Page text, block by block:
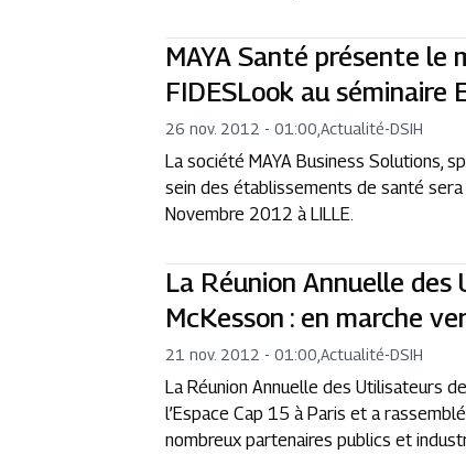
MAYA Santé présente le
FIDESLook au séminaire
26 nov. 2012 - 01:00 ,Actualité-DSIH
La société MAYA Business Solutions,
sein des établissements de santé
Novembre 2012 à LILLE.
La Réunion Annuelle
McKesson : en marche
21 nov. 2012 - 01:00 ,Actualité-DSIH
La Réunion Annuelle des Utilisateurs
l’Espace Cap 15 à Paris et a
nombreux partenaires publics et